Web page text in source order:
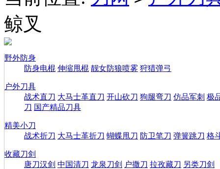
鲸叉
野外防身
防身电棍 伸缩甩棍 靓女防狼喷雾 狩猎弹弓
户外刀具
战术直刀 大马士革直刀 开山砍刀 狗腿弯刀 仿品军刺 极
刀 国产精品刀具
精美小刀
战术折刀 大马士革折刀 蝴蝶甩刀 防卫笔刀 弹簧跳刀 格
收藏刀剑
唐刀汉剑 中国清刀 龙泉刀剑 户撒刀 拉孜藏刀 另类刀剑